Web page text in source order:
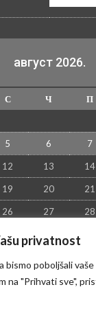
privatnost
bismo poboljšali
na "Prihvati sve",
август 2026.
С Ч П
5 6 7
12 13 14
19 20 21
26 27 28